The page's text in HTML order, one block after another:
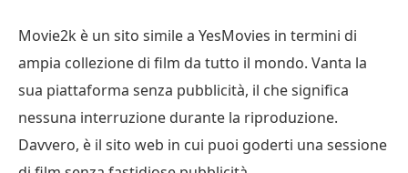
Movie2k è un sito simile a YesMovies in termini di
ampia collezione di film da tutto il mondo. Vanta la
sua piattaforma senza pubblicità, il che significa
nessuna interruzione durante la riproduzione.
Davvero, è il sito web in cui puoi goderti una sessione